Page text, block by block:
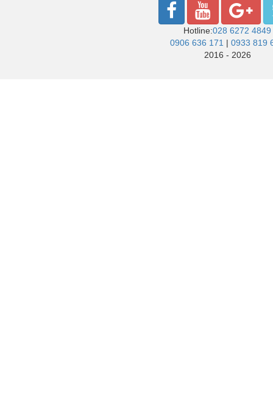
Hotline:028 6272 4849
0906 636 171 | 0933 819
2016 - 2026